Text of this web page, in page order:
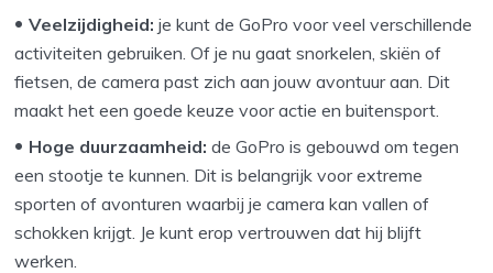
Veelzijdigheid: je kunt de GoPro voor veel verschillende
activiteiten gebruiken. Of je nu gaat snorkelen, skiën of
fietsen, de camera past zich aan jouw avontuur aan. Dit
maakt het een goede keuze voor actie en buitensport.
Hoge duurzaamheid: de GoPro is gebouwd om tegen
een stootje te kunnen. Dit is belangrijk voor extreme
sporten of avonturen waarbij je camera kan vallen of
schokken krijgt. Je kunt erop vertrouwen dat hij blijft
werken.